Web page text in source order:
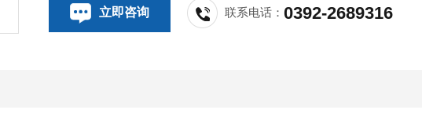
立即咨询 联系电话：0392-2689316